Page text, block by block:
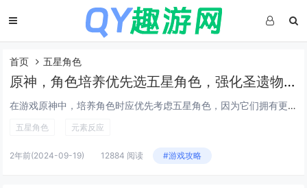
首页 五星角色
原神，角色培养优先选五星角色，强化圣遗物主属性，合理搭配元素反应打出最大伤害
在游戏原神中，培养角色时应优先考虑五星角色，因为它们拥有更高的成长潜力和更强的技能。强化圣遗物时，重点关注其主属性，以确保角色能力得到最大程度的提升。合理搭配角色之间的元素反应也是提高战斗效率的关键，通过触发不同的元素反应可以对敌人造成更大...
五星角色 元素反应
2年前(2024-09-19) 12884 阅读 #游戏攻略